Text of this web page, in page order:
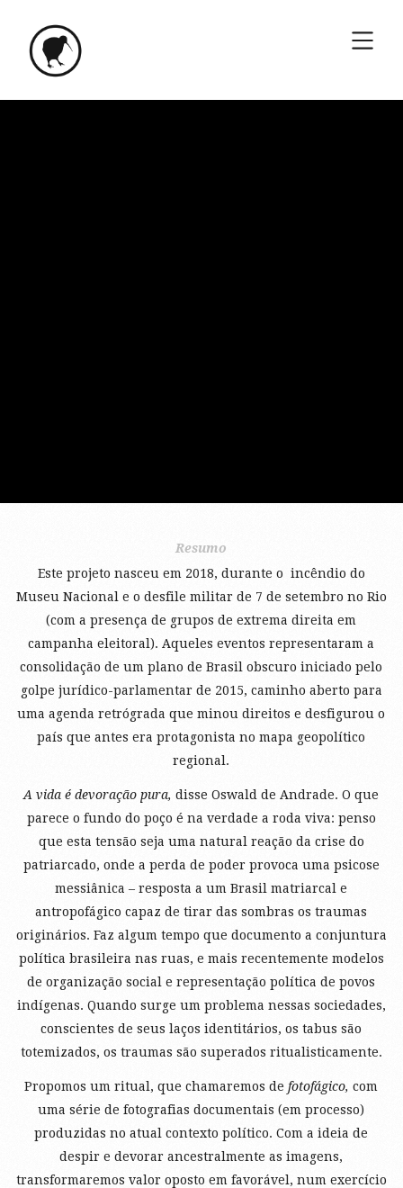
Resumo
Este projeto nasceu em 2018, durante o incêndio do
Museu Nacional e o desfile militar de 7 de setembro no Rio
(com a presença de grupos de extrema direita em
campanha eleitoral). Aqueles eventos representaram a
consolidação de um plano de Brasil obscuro iniciado pelo
golpe jurídico-parlamentar de 2015, caminho aberto para
uma agenda retrógrada que minou direitos e desfigurou o
país que antes era protagonista no mapa geopolítico
regional.
A vida é devoração pura, disse Oswald de Andrade. O que
parece o fundo do poço é na verdade a roda viva: penso
que esta tensão seja uma natural reação da crise do
patriarcado, onde a perda de poder provoca uma psicose
messiânica – resposta a um Brasil matriarcal e
antropofágico capaz de tirar das sombras os traumas
originários. Faz algum tempo que documento a conjuntura
política brasileira nas ruas, e mais recentemente modelos
de organização social e representação política de povos
indígenas. Quando surge um problema nessas sociedades,
conscientes de seus laços identitários, os tabus são
totemizados, os traumas são superados ritualisticamente.
Propomos um ritual, que chamaremos de fotofágico,com
uma série de fotografias documentais (em processo)
produzidas no atual contexto político. Com a ideia de
despir e devorar ancestralmente as imagens,
transformaremos valor oposto em favorável, num exercício